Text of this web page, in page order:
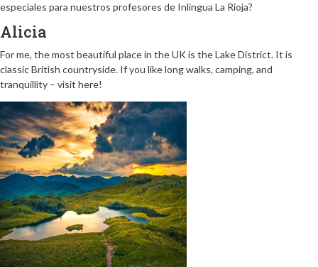
especiales para nuestros profesores de Inlingua La Rioja?
Alicia
For me, the most beautiful place in the UK is the Lake District. It is
classic British countryside. If you like long walks, camping, and
tranquillity – visit here!